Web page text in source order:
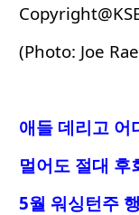
(Photo: Joe
애들 데리고 어
멀어도 절대 후
5월 워싱턴주